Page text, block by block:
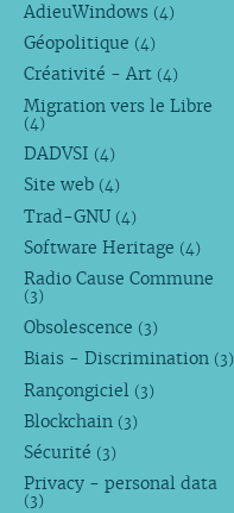
AdieuWindows (4)
Géopolitique (4)
Créativité - Art (4)
Migration vers le Libre
(4)
DADVSI (4)
Site web (4)
Trad-GNU (4)
Software Heritage (4)
Radio Cause Commune
(3)
Obsolescence (3)
Biais - Discrimination (3)
Rançongiciel (3)
Blockchain (3)
Sécurité (3)
Privacy - personal data
(3)